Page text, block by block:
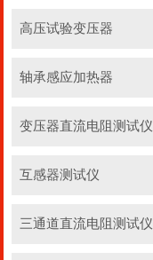
高压试验变压器
轴承感应加热器
变压器直流电阻测试仪
互感器测试仪
三通道直流电阻测试仪